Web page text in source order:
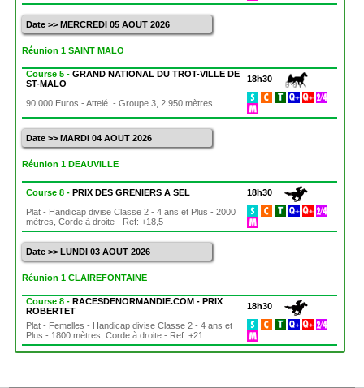
Date >> MERCREDI 05 AOUT 2026
Réunion 1 SAINT MALO
Course 5 -GRAND NATIONAL DU TROT-VILLE DE
ST-MALO
18h30
90.000 Euros - Attelé. - Groupe 3, 2.950 mètres.
Date >> MARDI 04 AOUT 2026
Réunion 1 DEAUVILLE
Course 8 -PRIX DES GRENIERS A SEL
18h30
Plat - Handicap divise Classe 2 - 4 ans et Plus - 2000
mètres, Corde à droite - Ref: +18,5
Date >> LUNDI 03 AOUT 2026
Réunion 1 CLAIREFONTAINE
Course 8 -RACESDENORMANDIE.COM - PRIX
ROBERTET
18h30
Plat - Femelles - Handicap divise Classe 2 - 4 ans et
Plus - 1800 mètres, Corde à droite - Ref: +21